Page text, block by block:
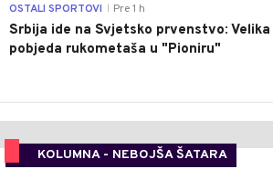
OSTALI SPORTOVI Pre 1 h
Srbija ide na Svjetsko prvenstvo: Velika
pobjeda rukometaša u "Pioniru"
KOLUMNA - NEBOJŠA ŠATARA